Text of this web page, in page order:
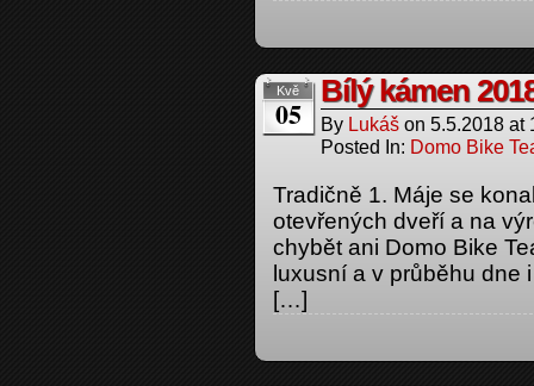
Kvě
05
Bílý kámen
By Lukáš on 5.5.2018 at
Posted In: Domo Bike
Tradičně 1. Máje se
otevřených dveří a na
chybět ani Domo Bike
luxusní a v průběhu dne
[…]